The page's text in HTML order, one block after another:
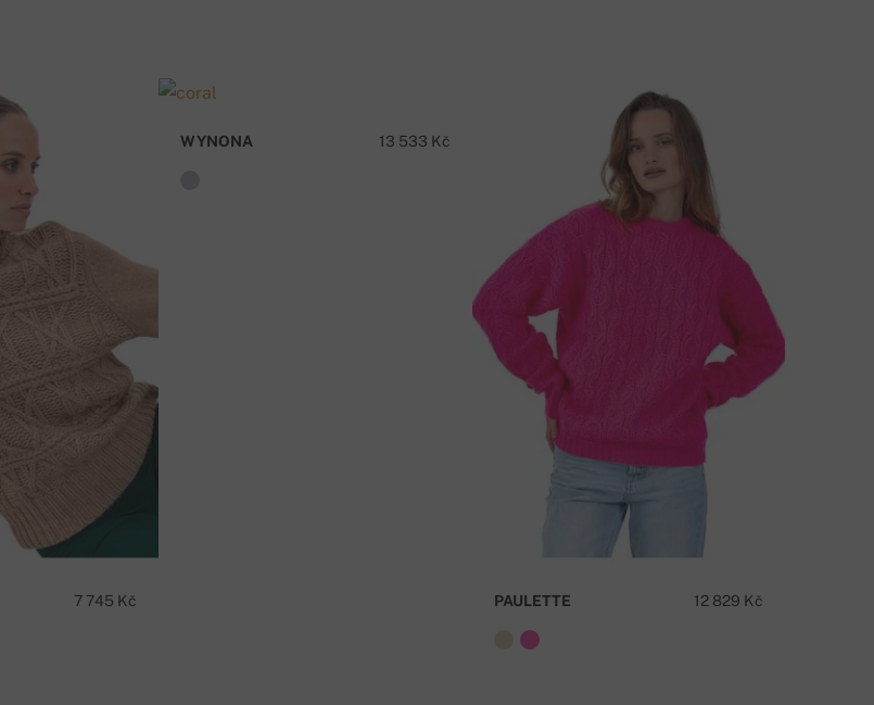
7 745 Kč
13 533 Kč
WYNONA
12 829 Kč
PAULETTE